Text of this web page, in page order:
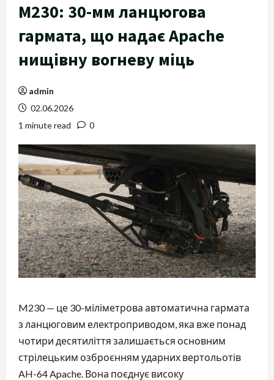
M230: 30-мм ланцюгова
гармата, що надає Apache
нищівну вогневу міць
admin
02.06.2026
1 minute read
0
M230 — це 30-міліметрова автоматична гармата
з ланцюговим електроприводом, яка вже понад
чотири десятиліття залишається основним
стрілецьким озброєнням ударних вертольотів
AH-64 Apache. Вона поєднує високу